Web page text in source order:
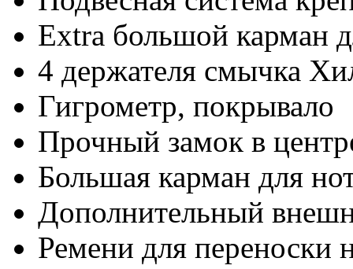
Extra большой карман
4 держателя смычка
Гигрометр, покрывало
Прочный замок в
Большая карман для
Дополнительный
Ремени для переноски